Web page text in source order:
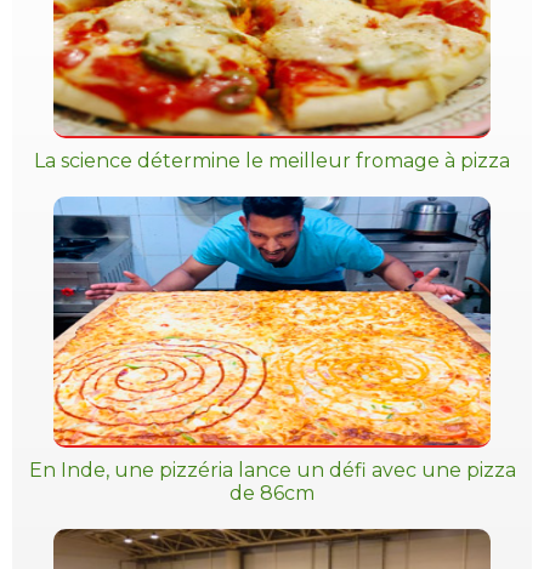
La science détermine le meilleur fromage à pizza
En Inde, une pizzéria lance un défi avec une pizza
de 86cm